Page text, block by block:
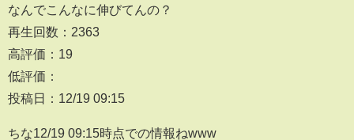
なんでこんなに伸びてんの？
再生回数：2363
高評価：19
低評価：
投稿日：12/19 09:15
ちな12/19 09:15時点での情報ねwww